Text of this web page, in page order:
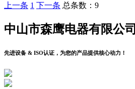
上一条 1 下一条 总条数：9
中山市森鹰电器有限公司
先进设备 & ISO认证，为您的产品提供核心动力！